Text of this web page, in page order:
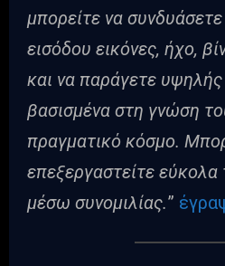
μπορείτε να
εισόδου εικόνες, ήχο,
και να παράγετε υψηλής
βασισμένα στη γνώση
πραγματικό κόσμο.
επεξεργαστείτε εύκολα
μέσω συνομιλίας.”